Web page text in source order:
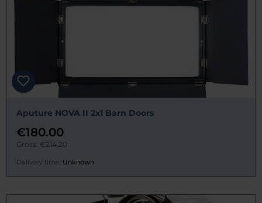
Aputure NOVA II 2x1 Barn Doors
€180.00
Gross: €214.20
Delivery time: Unknown